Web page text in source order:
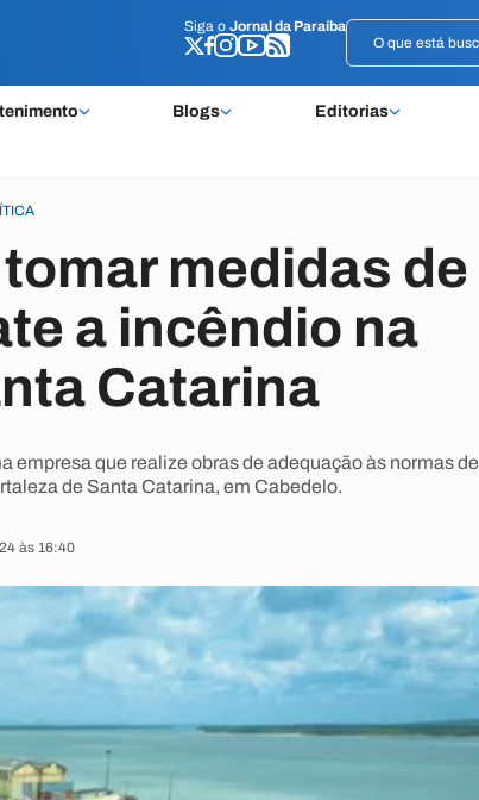
Siga o Jornal da Paraíba
Blogs Editorias
Siga o Jornal da Paraíba
medidas de
a incêndio na
Catarina
empresa que realize obras de adequação às normas de
de Santa Catarina, em Cabedelo.
às 16:40